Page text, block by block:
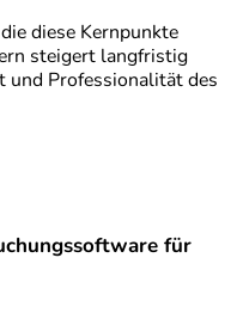
diese Kernpunkte
steigert langfristig
und Professionalität des
für